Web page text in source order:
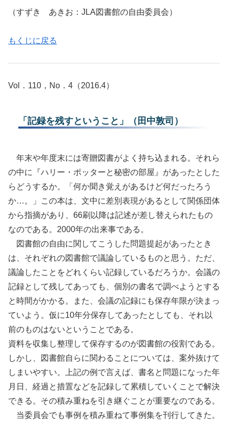
（すずき あきお：JLA図書館の自由委員会）
もくじに戻る
Vol．110，No．4（2016.4）
「記録を残すということ」（田中敦司）
年末や年度末には寄贈図書がよく持ち込まれる。それら
の中に『ハリー・ポッターと秘密の部屋』があったとした
らどうするか。「何か聞き覚えがあるけど何だったろう
か…。」この本は、文中に差別表現があるとして関係団体
から指摘があり、66刷以降は記述が差し替えられたもの
なのである。2000年の出来事である。
図書館の自由に関してこうした問題提起があったとき
は、それぞれの図書館で議論しているものと思う。ただ、
議論したことをどれくらい記録しているだろうか。会議の
記録として残してあっても、個別の書名で調べようとする
と時間がかかる。また、会議の記録にも保存年限が決まっ
ていよう。仮に10年分保存してあったとしても、それ以
前のものはないということである。
資料を収集し整理して保存するのが図書館の役割である。
しかし、図書館自らに関わることについては、案外抜けて
しまいやすい。上記の例で言えば、書名と問題になった年
月日、経過と措置などを記録して累積していくことで解決
できる。その積み重ねを引き継ぐことが重要なのである。
当委員会でも事例を積み重ねて事例集を刊行してきた。